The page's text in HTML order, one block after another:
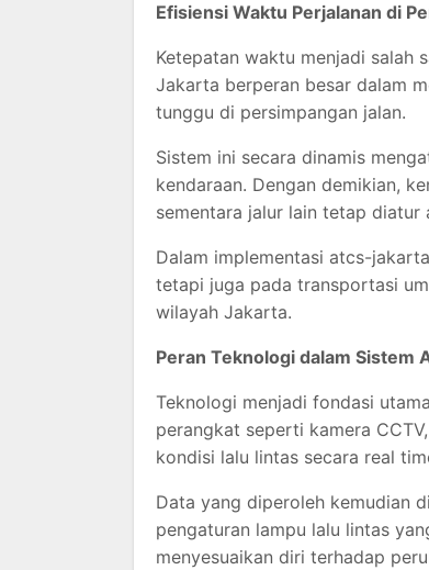
Efisiensi Waktu Perjalanan di
Ketepatan waktu menjadi salah
Jakarta berperan besar dalam
tunggu di persimpangan jalan.
Sistem ini secara dinamis
kendaraan. Dengan demikian,
sementara jalur lain tetap
Dalam implementasi atcs-
tetapi juga pada transportasi
wilayah Jakarta.
Peran Teknologi dalam Sistem
Teknologi menjadi fondasi
perangkat seperti kamera
kondisi lalu lintas secara real
Data yang diperoleh kemudian
pengaturan lampu lalu lintas
menyesuaikan diri terhadap